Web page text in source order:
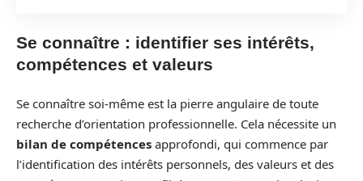
Se connaître : identifier ses intérêts,
compétences et valeurs
Se connaître soi-même est la pierre angulaire de toute
recherche d’orientation professionnelle. Cela nécessite un
bilan de compétences approfondi, qui commence par
l’identification des intérêts personnels, des valeurs et des